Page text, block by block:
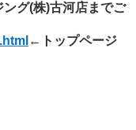
グ(株)古河店までご
←トップページ